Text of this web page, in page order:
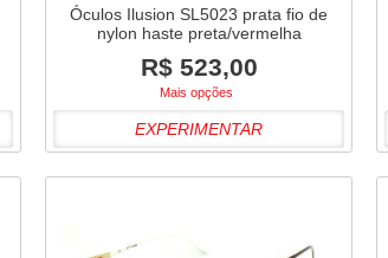
Óculos Ilusion SL5023 prata fio de
nylon haste preta/vermelha
R$ 523,00
Mais opções
EXPERIMENTAR